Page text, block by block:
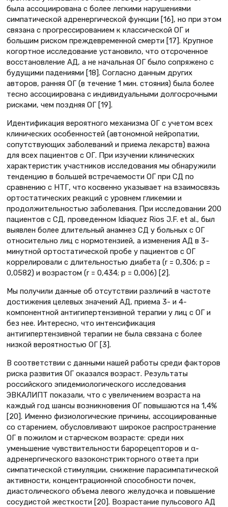
была ассоциирована с более легкими нарушениями
симпатической адренергической функции [16], но при этом
связана с прогрессированием к классической ОГ и
большим риском преждевременной смерти [17]. Крупное
когортное исследование установило, что отсроченное
восстановление АД, а не начальная ОГ было сопряжено с
будущими падениями [18]. Согласно данным других
авторов, ранняя ОГ (в течение 1 мин. стояния) была более
тесно ассоциирована с индивидуальными долгосрочными
рисками, чем поздняя ОГ [19].
Идентификация вероятного механизма ОГ с учетом всех
клинических особенностей (автономной нейропатии,
сопутствующих заболеваний и приема лекарств) важна
для всех пациентов с ОГ. При изучении клинических
характеристик участников исследования мы обнаружили
тенденцию в большей встречаемости ОГ при СД по
сравнению с НТГ, что косвенно указывает на взаимо­связь
ортостатических реакций с уровнем гликемии и
продолжительностью заболевания. При исследовании 200
пациентов с СД, проведенном Idiaquez Rios J.F. et al., был
выявлен более длительный анамнез СД у больных с ОГ
относительно лиц с нормотензией, а изменения АД в 3-
минутной ортостатической пробе у пациентов с ОГ
коррелировали с длительностью диабета (r = 0,306; p =
0,0582) и возрастом (r = 0,434; p = 0,006) [2].
Мы получили данные об отсутствии различий в частоте
достижения целевых значений АД, приема 3- и 4-
компонентной антигипертензивной терапии у лиц с ОГ и
без нее. Интересно, что интенсификация
антигипертензивной терапии не была связана с более
низкой вероятностью ОГ [3].
В соответствии с данными нашей работы среди факторов
риска развития ОГ оказался возраст. Результаты
российского эпидемиологического исследования
ЭВКАЛИПТ показали, что с увеличением возраста на
каждый год шансы возникновения ОГ повышаются на 1,4%
[20]. Именно физиологические причины, ассоциированные
со старением, обусловливают широкое распространение
ОГ в пожилом и старческом возрасте: среди них
уменьшение чувствительности барорецепторов и α-
адренергического вазоконстрикторного ответа при
симпатической стимуляции, снижение парасимпатической
активности, концентрационной способности почек,
диастолического объема левого желудочка и повышение
сосудистой жесткости [20]. Возрастание пульсового АД